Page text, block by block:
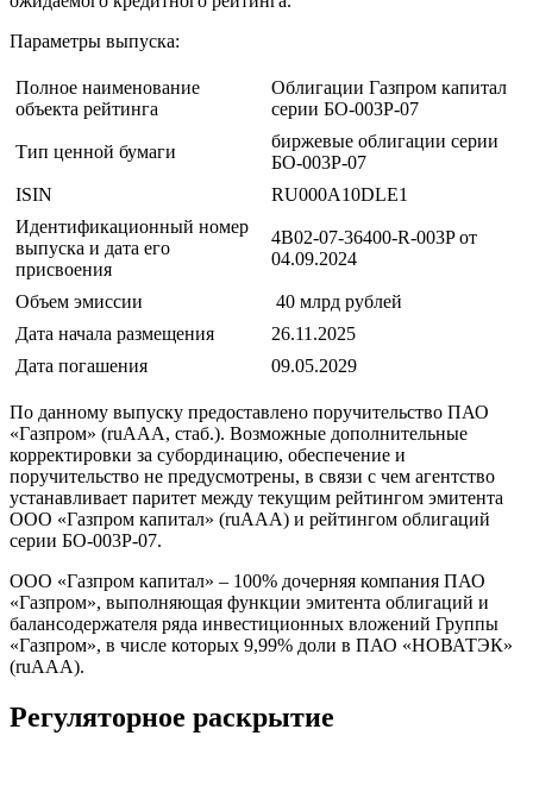
Параметры выпуска:
Полное наименование
объекта рейтинга
Облигации Газпром капитал
серии БО-003Р-07
Тип ценной бумаги
биржевые облигации серии
БО-003Р-07
ISIN
RU000A10DLE1
Идентификационный номер
выпуска и дата его
присвоения
4B02-07-36400-R-003P от
04.09.2024
Объем эмиссии
40 млрд рублей
Дата начала размещения
26.11.2025
Дата погашения
09.05.2029
По данному выпуску предоставлено поручительство ПАО
«Газпром» (ruAAA, стаб.). Возможные дополнительные
корректировки за субординацию, обеспечение и
поручительство не предусмотрены, в связи с чем агентство
устанавливает паритет между текущим рейтингом эмитента
ООО «Газпром капитал» (ruAAA) и рейтингом облигаций
серии БО-003Р-07.
ООО «Газпром капитал» – 100% дочерняя компания ПАО
«Газпром», выполняющая функции эмитента облигаций и
балансодержателя ряда инвестиционных вложений Группы
«Газпром», в числе которых 9,99% доли в ПАО «НОВАТЭК»
(ruAAA).
Регуляторное раскрытие